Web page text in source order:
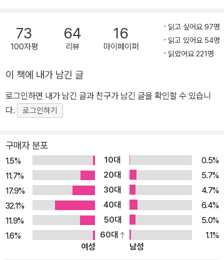
서점입니다』는 우리가 잃어버린 채 살고 있지만 사는 데 꼭 필요
한 것들이 가득한 책이다. 배려와 친절, 거리를 지킬 줄 아는 사람
즉시 전자책 TOP 10 베스트셀러에 오르며 수많은 독자의 찬사
를 받은 소설이 독자들의 강력한 요청으로 마침내 종이책으로 다
시 태어났다. 먼저 읽은 독자들의 요청으로 종이책으로 다시 태어
난 소설 출간 즉시 전자책 베스트셀러 TOP 10에 오르고 150개
소장하고 싶은 책”, “읽는 내내 위로받는 느낌”, “소설이 아니라
현실에 존재하는 공간이었으면”, “지친 일상의 피로회복제 같은
소설” 등 수많은 찬사를 받으며, 브런치북 전자책 출판 프로젝트
수상작들 중 단연 가장 큰 인기를 누리고 있다. 황보름 장편소설
『어서 오세요, 휴남동 서점입니다』는 전자책 구독 서비스 플랫폼
인 밀리의 서재에 공개된 후 종이책으로도 읽고 소장하고 싶다는
독자들의 끊이지 않는 요청으로 마침내 종이책으로 출간되었다.
자극적인 소재와 반전에 반전을 거듭하는 흥미로운 스토리의 영
73
100자평
64
리뷰
16
마이페이퍼
읽고 싶어요 97명
읽고 있어요 54명
읽었어요 221명
이 책에 내가 남긴 글
로그인하면 내가 남긴 글과 친구가 남긴 글을 확인할 수 있습니
다.
로그인하기
구매자 분포
1.5% 10대
0.5%
11.7%
20대
5.7%
17.9%
30대
4.7%
32.1%
40대
6.4%
11.9%
50대
5.0%
1.6%
60대
1.1%
여성
남성